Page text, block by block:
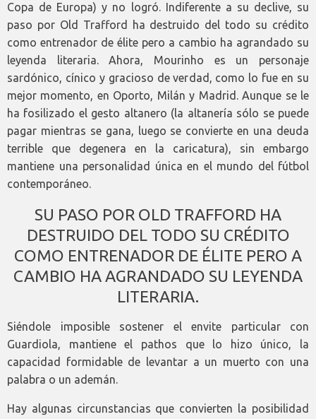
Copa de Europa) y no logró. Indiferente a su declive, su
paso por Old Trafford ha destruido del todo su crédito
como entrenador de élite pero a cambio ha agrandado su
leyenda literaria. Ahora, Mourinho es un personaje
sardónico, cínico y gracioso de verdad, como lo fue en su
mejor momento, en Oporto, Milán y Madrid. Aunque se le
ha fosilizado el gesto altanero (la altanería sólo se puede
pagar mientras se gana, luego se convierte en una deuda
terrible que degenera en la caricatura), sin embargo
mantiene una personalidad única en el mundo del fútbol
contemporáneo.
SU PASO POR OLD TRAFFORD HA
DESTRUIDO DEL TODO SU CRÉDITO
COMO ENTRENADOR DE ÉLITE PERO A
CAMBIO HA AGRANDADO SU LEYENDA
LITERARIA.
Siéndole imposible sostener el envite particular con
Guardiola, mantiene el pathos que lo hizo único, la
capacidad formidable de levantar a un muerto con una
palabra o un ademán.
Hay algunas circunstancias que convierten la posibilidad